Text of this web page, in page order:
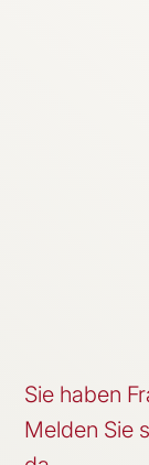
Sie haben
Melden Sie